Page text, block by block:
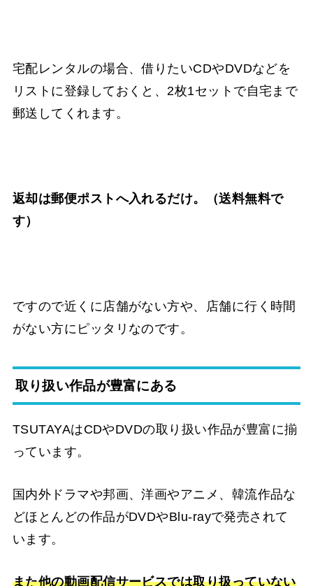
宅配レンタルの場合、借りたいCDやDVDなどを
リストに登録しておくと、2枚1セットで自宅まで
郵送してくれます。
返却は郵便ポストへ入れるだけ。（送料無料で
す）
ですので近くに店舗がない方や、店舗に行く時間
がない方にピッタリなのです。
取り扱い作品が豊富にある
TSUTAYAはCDやDVDの取り扱い作品が豊富に揃
っています。
国内外ドラマや邦画、洋画やアニメ、韓流作品な
どほとんどの作品がDVDやBlu-rayで発売されて
います。
また他の動画配信サービスでは取り扱っていない